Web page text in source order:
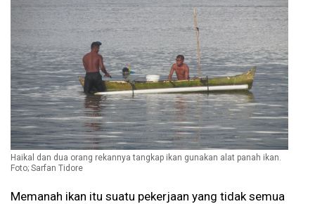
Haikal dan dua orang rekannya tangkap ikan gunakan alat panah ikan.
Foto; Sarfan Tidore
Memanah ikan itu suatu pekerjaan yang tidak semua